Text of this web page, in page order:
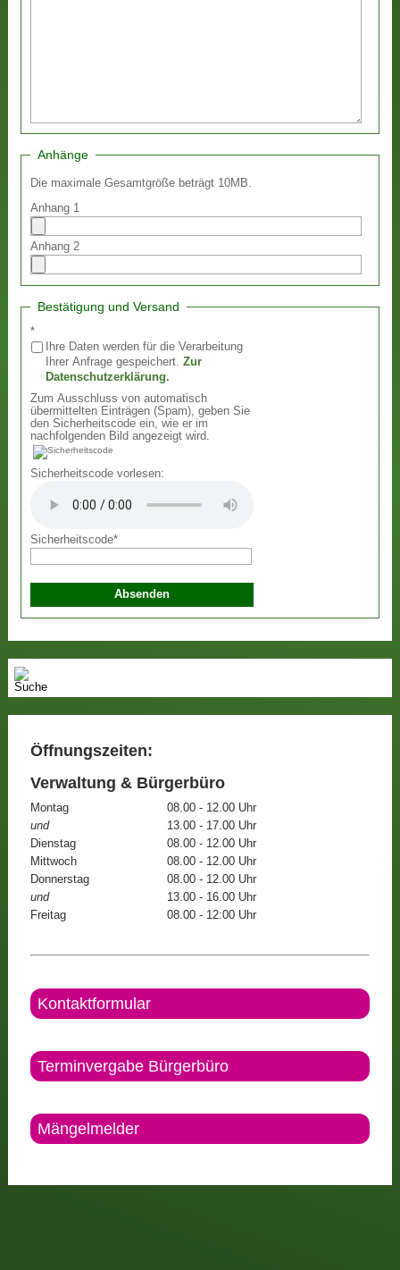
Anhänge
Die maximale Gesamtgröße beträgt 10MB.
Anhang 1
Anhang 2
Bestätigung und Versand
*
Ihre Daten werden für die Verarbeitung
Ihrer Anfrage gespeichert. Zur
Datenschutzerklärung.
Zum Ausschluss von automatisch
übermittelten Einträgen (Spam), geben Sie
den Sicherheitscode ein, wie er im
nachfolgenden Bild angezeigt wird.
Sicherheitscode vorlesen:
Sicherheitscode*
Öffnungszeiten:
Verwaltung & Bürgerbüro
Montag
08.00 - 12.00 Uhr
und
13.00 - 17.00 Uhr
Dienstag
08.00 - 12.00 Uhr
Mittwoch
08.00 - 12.00 Uhr
Donnerstag
08.00 - 12.00 Uhr
und
13.00 - 16.00 Uhr
Freitag
08.00 - 12:00 Uhr
Kontaktformular
Terminvergabe Bürgerbüro
Mängelmelder